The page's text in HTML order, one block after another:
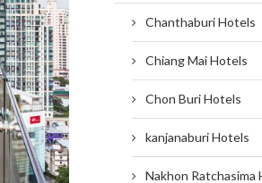
Chanthaburi Hotels
Chiang Mai Hotels
Chon Buri Hotels
kanjanaburi Hotels
Nakhon Ratchasima